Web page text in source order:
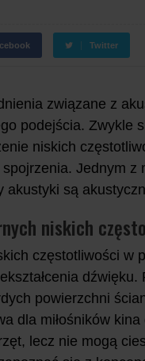
Twitter
związane z
podejścia. Zwykle
niskich
Jednym
akustyki są
niskich
częstotliwości w
powierzchni
dla miłośników
lecz nie mogą